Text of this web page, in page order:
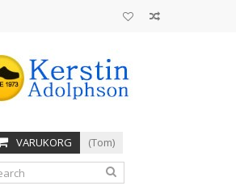
VARUKORG (Tom)